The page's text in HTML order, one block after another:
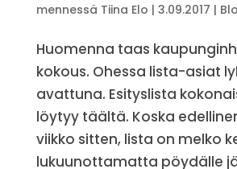
mennessä Tiina Elo | 3.09.2017 |
Huomenna taas
kokous. Ohessa lista-asiat
avattuna. Esityslista
löytyy täältä. Koska
viikko sitten, lista on melko
lukuunottamatta pöydälle